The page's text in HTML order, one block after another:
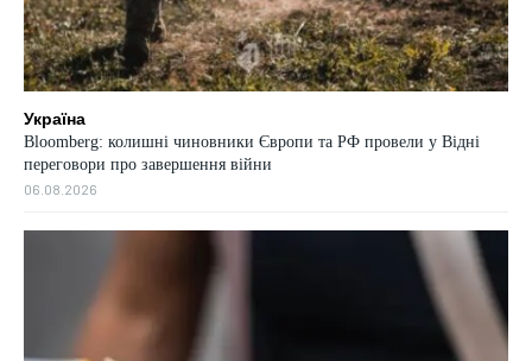
Україна
Bloomberg: колишні чиновники Європи та РФ провели у Відні
переговори про завершення війни
06.08.2026